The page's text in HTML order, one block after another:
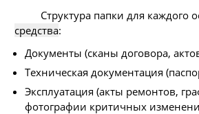
Структура папки для каждого
средства:
Документы (сканы договора,
Техническая документация
Эксплуатация (акты ремонтов,
фотографии критичных